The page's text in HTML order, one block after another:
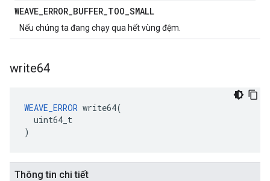
WEAVE_ERROR_BUFFER_TOO_SMALL
Nếu chúng ta đang chạy qua hết vùng đệm.
write64
WEAVE_ERROR write64(
  uint64_t
)
Thông tin chi tiết